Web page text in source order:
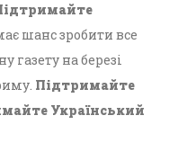
шанс зробити все
газету на березі
Підтримайте
Український